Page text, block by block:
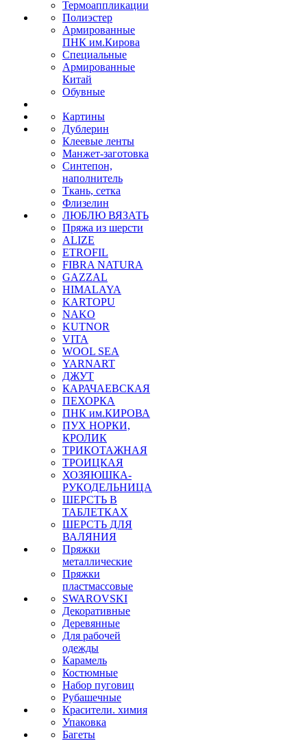
Термоаппликации
Полиэстер
Армированные
ПНК им.Кирова
Специальные
Армированные
Китай
Обувные
Картины
Дублерин
Клеевые ленты
Манжет-заготовка
Синтепон,
наполнитель
Ткань, сетка
Флизелин
ЛЮБЛЮ ВЯЗАТЬ
Пряжа из шерсти
ALIZE
ETROFIL
FIBRA NATURA
GAZZAL
HIMALAYA
KARTOPU
NAKO
KUTNOR
VITA
WOOL SEA
YARNART
ДЖУТ
КАРАЧАЕВСКАЯ
ПЕХОРКА
ПНК им.КИРОВА
ПУХ НОРКИ,
КРОЛИК
ТРИКОТАЖНАЯ
ТРОИЦКАЯ
ХОЗЯЮШКА-
РУКОДЕЛЬНИЦА
ШЕРСТЬ В
ТАБЛЕТКАХ
ШЕРСТЬ ДЛЯ
ВАЛЯНИЯ
Пряжки
металлические
Пряжки
пластмассовые
SWAROVSKI
Декоративные
Деревянные
Для рабочей
одежды
Карамель
Костюмные
Набор пуговиц
Рубашечные
Красители. химия
Упаковка
Багеты